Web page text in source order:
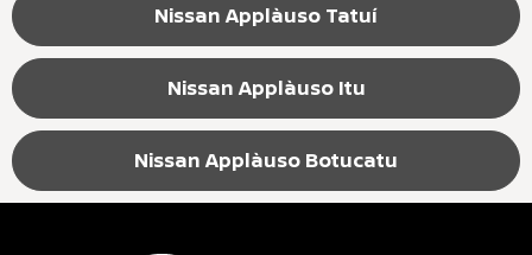
Nissan Applàuso Tatuí
Nissan Applàuso Itu
Nissan Applàuso Botucatu